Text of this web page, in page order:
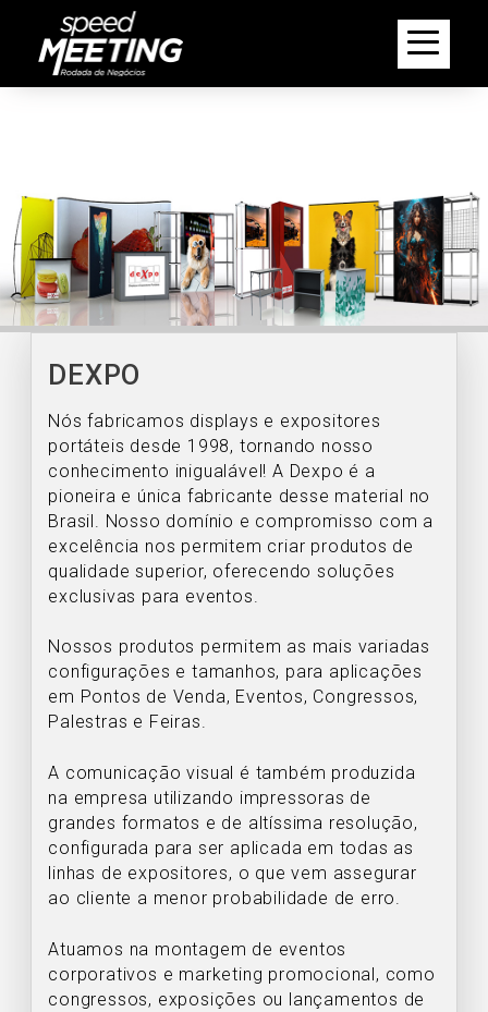
DEXPO
Nós fabricamos displays e expositores
portáteis desde 1998, tornando nosso
conhecimento inigualável! A Dexpo é a
pioneira e única fabricante desse material no
Brasil. Nosso domínio e compromisso com a
excelência nos permitem criar produtos de
qualidade superior, oferecendo soluções
exclusivas para eventos.
Nossos produtos permitem as mais variadas
configurações e tamanhos, para aplicações
em Pontos de Venda, Eventos, Congressos,
Palestras e Feiras.
A comunicação visual é também produzida
na empresa utilizando impressoras de
grandes formatos e de altíssima resolução,
configurada para ser aplicada em todas as
linhas de expositores, o que vem assegurar
ao cliente a menor probabilidade de erro.
Atuamos na montagem de eventos
corporativos e marketing promocional, como
congressos, exposições ou lançamentos de